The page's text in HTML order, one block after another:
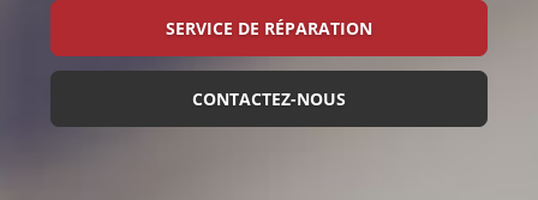
SERVICE DE RÉPARATION
CONTACTEZ-NOUS